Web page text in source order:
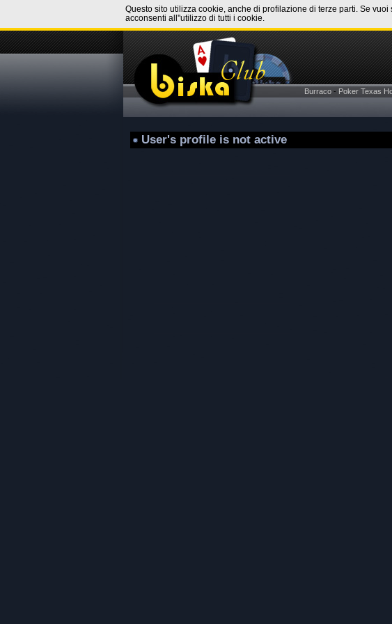
Questo sito utilizza cookie, anche di profilazione di terze parti. Se
acconsenti all''utilizzo di tutti i cookie.
Burraco - Poker Texas
User's profile is not active